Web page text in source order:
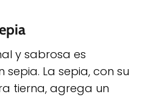
y sabrosa es
La sepia, con su
tierna, agrega un